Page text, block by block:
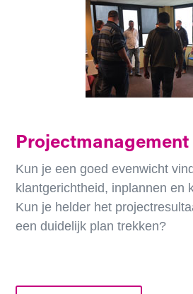
Projectmanagement
Kun je een goed evenwicht
klantgerichtheid, inplannen en
Kun je helder het
een duidelijk plan trekken?